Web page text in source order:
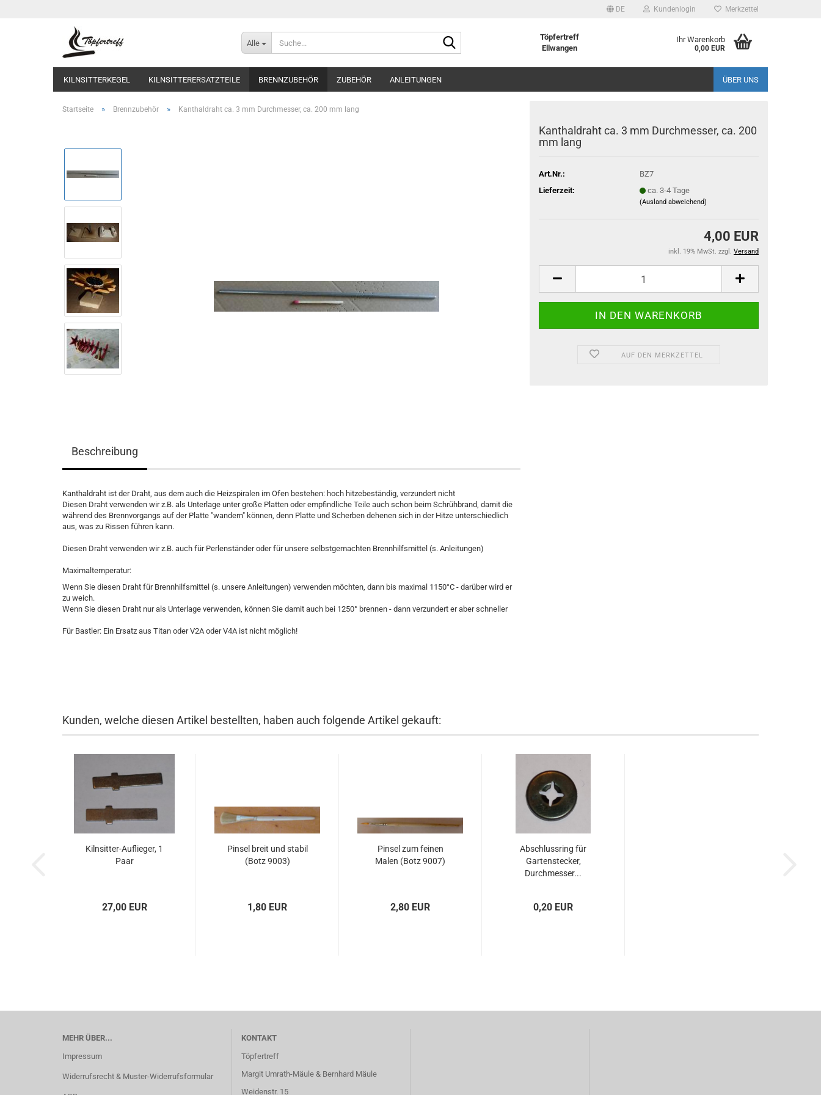
DE Kundenlogin Merkzettel
Alle
Töpfertreff
Ellwangen
Ihr Warenkorb
0,00 EUR
KILNSITTERKEGEL KILNSITTERERSATZTEILE BRENNZUBEHÖR ZUBEHÖR ANLEITUNGEN ÜBER UNS
Startseite » Brennzubehör » Kanthaldraht ca. 3 mm Durchmesser, ca. 200 mm lang
Kanthaldraht ca. 3 mm Durchmesser, ca. 200
mm lang
Art.Nr.:
BZ7
Lieferzeit:
ca. 3-4 Tage
(Ausland abweichend)
4,00 EUR
inkl. 19% MwSt. zzgl. Versand
AUF DEN MERKZETTEL
Beschreibung
Kanthaldraht ist der Draht, aus dem auch die Heizspiralen im Ofen bestehen: hoch hitzebeständig, verzundert nicht
Diesen Draht verwenden wir z.B. als Unterlage unter große Platten oder empfindliche Teile auch schon beim Schrühbrand, damit die
während des Brennvorgangs auf der Platte "wandern" können, denn Platte und Scherben dehenen sich in der Hitze unterschiedlich
aus, was zu Rissen führen kann.
Diesen Draht verwenden wir z.B. auch für Perlenständer oder für unsere selbstgemachten Brennhilfsmittel (s. Anleitungen)
Maximaltemperatur:
Wenn Sie diesen Draht für Brennhilfsmittel (s. unsere Anleitungen) verwenden möchten, dann bis maximal 1150°C - darüber wird er
zu weich.
Wenn Sie diesen Draht nur als Unterlage verwenden, können Sie damit auch bei 1250° brennen - dann verzundert er aber schneller
Für Bastler: Ein Ersatz aus Titan oder V2A oder V4A ist nicht möglich!
Kunden, welche diesen Artikel bestellten, haben auch folgende Artikel gekauft:
Kilnsitter-Auflieger, 1
Paar
27,00 EUR
Pinsel breit und stabil
(Botz 9003)
1,80 EUR
Pinsel zum feinen
Malen (Botz 9007)
2,80 EUR
Abschlussring für
Gartenstecker,
Durchmesser...
0,20 EUR
MEHR ÜBER...
Impressum
Widerrufsrecht & Muster-Widerrufsformular
KONTAKT
Töpfertreff
Margit Umrath-Mäule & Bernhard Mäule
Weidenstr. 15